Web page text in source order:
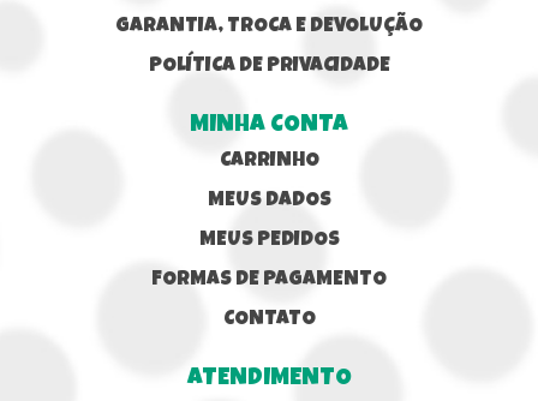
GARANTIA, TROCA E DEVOLUÇÃO
POLÍTICA DE PRIVACIDADE
MINHA CONTA
CARRINHO
MEUS DADOS
MEUS PEDIDOS
FORMAS DE PAGAMENTO
CONTATO
ATENDIMENTO